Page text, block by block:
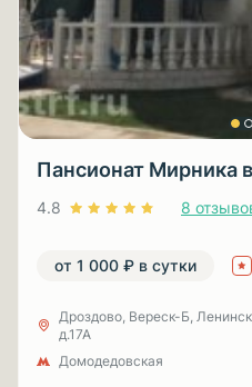
Пансионат Мирника
4.8 8
от 1 000 ₽ в сутки
Дроздово, Вереск-Б,
д.17А
Домодедовская